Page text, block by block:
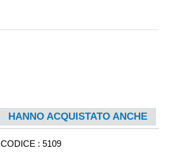
HANNO ACQUISTATO ANCHE
CODICE : 5109